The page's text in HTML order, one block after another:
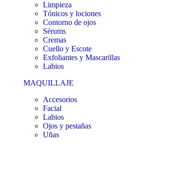
Limpieza
Tónicos y lociones
Contorno de ojos
Sérums
Cremas
Cuello y Escote
Exfoliantes y Mascarillas
Labios
MAQUILLAJE
Accesorios
Facial
Labios
Ojos y pestañas
Uñas